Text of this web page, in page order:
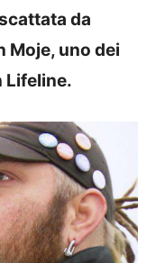
da
Moje, uno dei
Lifeline.